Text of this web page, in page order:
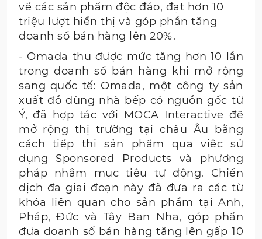
về các sản phẩm độc đáo, đạt hơn 10
triệu lượt hiển thị và góp phần tăng
doanh số bán hàng lên 20%.
- Omada thu được mức tăng hơn 10 lần
trong doanh số bán hàng khi mở rộng
sang quốc tế: Omada, một công ty sản
xuất đồ dùng nhà bếp có nguồn gốc từ
Ý, đã hợp tác với MOCA Interactive để
mở rộng thị trường tại châu Âu bằng
cách tiếp thị sản phẩm qua việc sử
dụng Sponsored Products và phương
pháp nhắm mục tiêu tự động. Chiến
dịch đa giai đoạn này đã đưa ra các từ
khóa liên quan cho sản phẩm tại Anh,
Pháp, Đức và Tây Ban Nha, góp phần
đưa doanh số bán hàng tăng lên gấp 10